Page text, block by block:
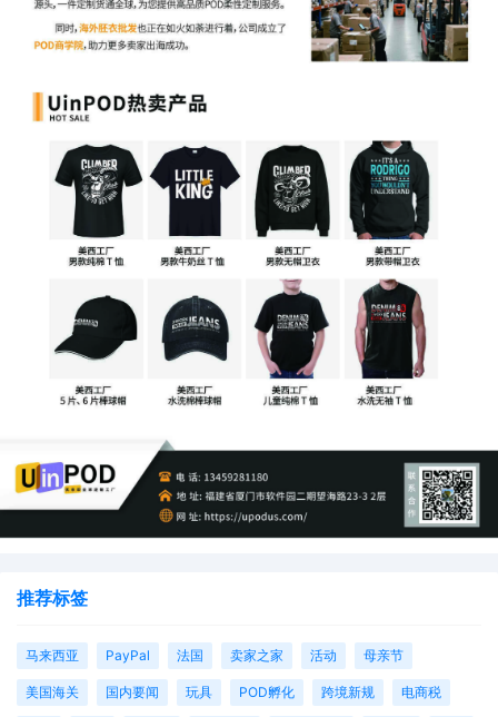
推荐标签
马来西亚 PayPal 法国 卖家之家 活动 母亲节
美国海关 国内要闻 玩具 POD孵化 跨境新规 电商税